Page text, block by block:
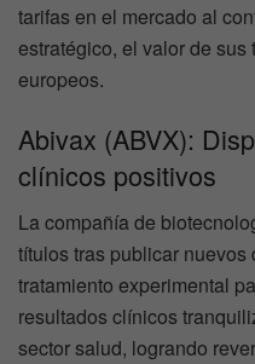
tarifas en el mercado al
estratégico, el valor de
europeos.
Abivax (ABVX):
clínicos positivos
La compañía de
títulos tras publicar
tratamiento experimental
resultados clínicos
sector salud, logrando